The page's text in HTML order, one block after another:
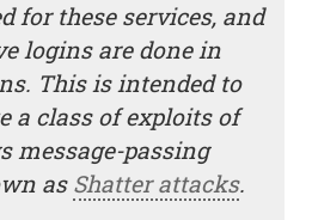
for these services, and
logins are done in
This is intended to
a class of exploits of
message-passing
as Shatter attacks.